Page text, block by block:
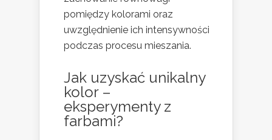
pomiędzy kolorami oraz
uwzględnienie ich intensywności
podczas procesu mieszania.
Jak uzyskać unikalny
kolor –
eksperymenty z
farbami?